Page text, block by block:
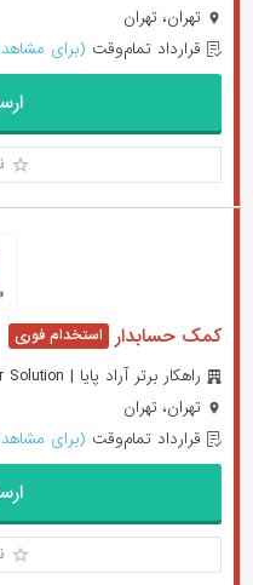
تهران، تهران
قرارداد تمام‌وقت (برای
کمک حسابدار
راهکار برتر آراد پایا | AardPaya Premier Solution
تهران، تهران
قرارداد تمام‌وقت (برای